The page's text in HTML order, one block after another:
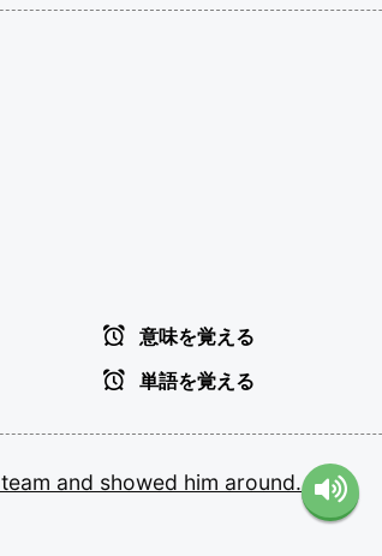
意味を覚える
単語を覚える
team and showed him around.